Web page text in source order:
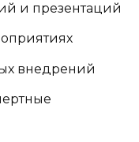
и презентаций
внедрений